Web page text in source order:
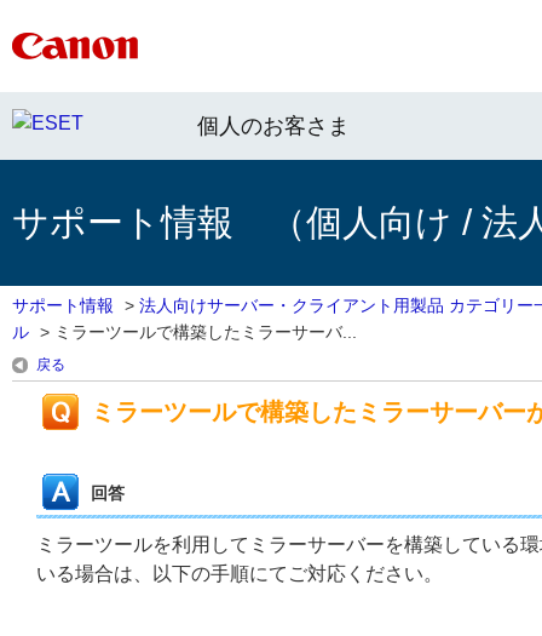
個人のお客さま
サポート情報 （個人向け / 法
サポート情報 > 法人向けサーバー・クライアント用製品 カテゴリー
ル > ミラーツールで構築したミラーサーバ...
戻る
ミラーツールで構築したミラーサーバ
回答
ミラーツールを利用してミラーサーバーを構築している
いる場合は、以下の手順にてご対応ください。